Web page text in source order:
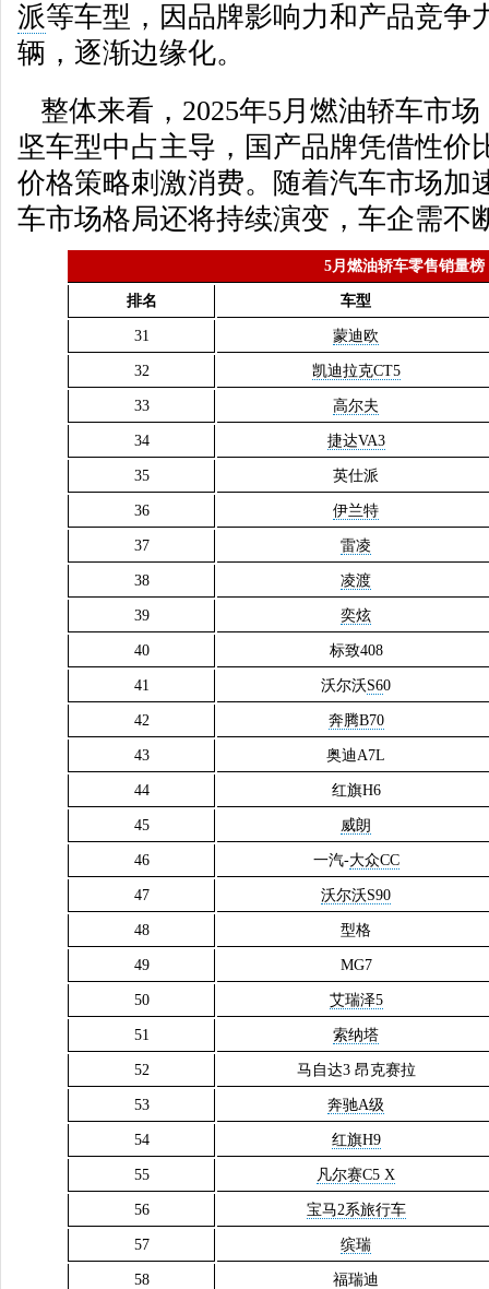
派等车型，因品牌影响力和产品竞争
辆，逐渐边缘化。
整体来看，2025年5月燃油轿车市
坚车型中占主导，国产品牌凭借性价
价格策略刺激消费。随着汽车市场加
车市场格局还将持续演变，车企需不
5月燃油轿车零售销量榜
排名 车型
31 蒙迪欧
32 凯迪拉克CT5
33 高尔夫
34 捷达VA3
35 英仕派
36 伊兰特
37 雷凌
38 凌渡
39 奕炫
40 标致408
41 沃尔沃S60
42 奔腾B70
43 奥迪A7L
44 红旗H6
45 威朗
46 一汽-大众CC
47 沃尔沃S90
48 型格
49 MG7
50 艾瑞泽5
51 索纳塔
52 马自达3 昂克赛拉
53 奔驰A级
54 红旗H9
55 凡尔赛C5 X
56 宝马2系旅行车
57 缤瑞
58 福瑞迪